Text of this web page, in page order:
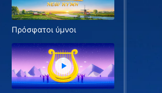
Πρόσφατοι ύμνοι